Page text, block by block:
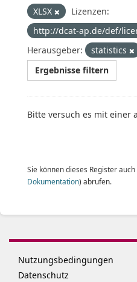
XLSX
Lizenzen:
http://dcat-ap.de/def/
Herausgeber:
statistics
Ergebnisse filtern
Bitte versuch es mit einer
Sie können dieses Register
Dokumentation) abrufen.
Nutzungsbedingungen
Datenschutz